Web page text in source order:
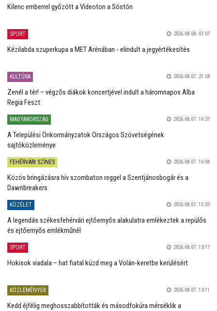
Kilenc emberrel győzött a Videoton a Sóstón
SPORT 2026.08.08. 07:07
Kézilabda szuperkupa a MET Arénában - elindult a jegyértékesítés
KULTÚRA 2026.08.07. 21:58
Zenél a tér! – végzős diákok koncertjével indult a háromnapos Alba
Regia Feszt
MAGYARORSZÁG 2026.08.07. 16:37
A Települési Önkormányzatok Országos Szövetségének
sajtóközleménye
FEHÉRVÁRI SZÍNES 2026.08.07. 16:04
Közös bringázásra hív szombaton reggel a Szentjánosbogár és a
Dawnbreakers
KÖZÉLET 2026.08.07. 15:03
A legendás székesfehérvári ejtőernyős alakulatra emlékeztek a repülős
és ejtőernyős emlékműnél
SPORT 2026.08.07. 13:17
Hokisok viadala – hat fiatal küzd meg a Volán-keretbe kerülésért
KÖZLEMÉNYEK 2026.08.07. 13:11
Kedd éjfélig meghosszabbították és másodfokúra mérséklik a